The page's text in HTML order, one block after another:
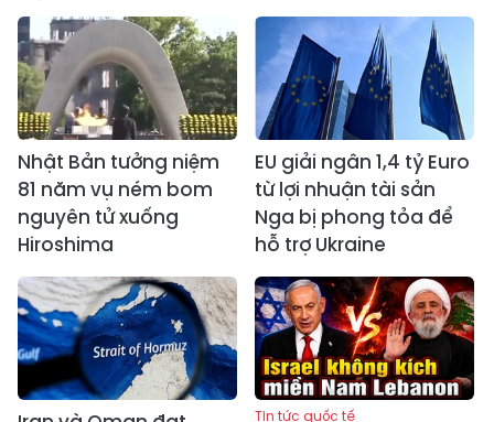
Nhật Bản tưởng niệm
81 năm vụ ném bom
nguyên tử xuống
Hiroshima
EU giải ngân 1,4 tỷ Euro
từ lợi nhuận tài sản
Nga bị phong tỏa để
hỗ trợ Ukraine
Tin tức quốc tế